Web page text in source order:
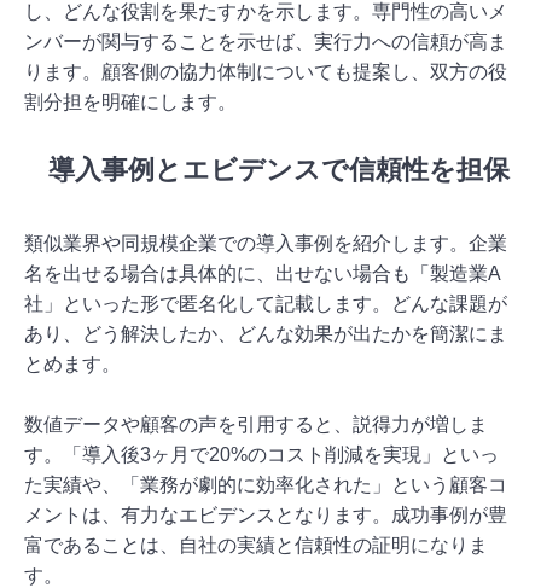
し、どんな役割を果たすかを示します。専門性の高いメ
ンバーが関与することを示せば、実行力への信頼が高ま
ります。顧客側の協力体制についても提案し、双方の役
割分担を明確にします。
導入事例とエビデンスで信頼性を担保
類似業界や同規模企業での導入事例を紹介します。企業
名を出せる場合は具体的に、出せない場合も「製造業A
社」といった形で匿名化して記載します。どんな課題が
あり、どう解決したか、どんな効果が出たかを簡潔にま
とめます。
数値データや顧客の声を引用すると、説得力が増しま
す。「導入後3ヶ月で20%のコスト削減を実現」といっ
た実績や、「業務が劇的に効率化された」という顧客コ
メントは、有力なエビデンスとなります。成功事例が豊
富であることは、自社の実績と信頼性の証明になりま
す。